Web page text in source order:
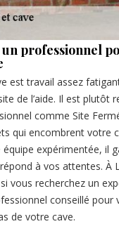
professionnel
est travail assez
de l’aide. Il est plutôt
comme Site
qui encombrent votre
expérimentée, il
à vos attentes. À
vous recherchez un
conseillé pour
de votre cave.